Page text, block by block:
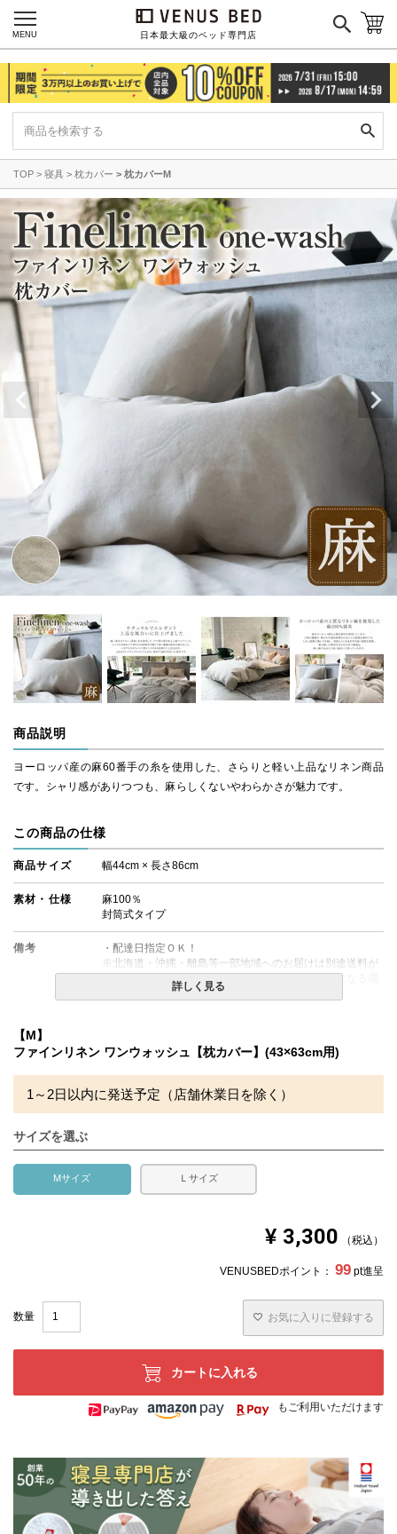
日本最大級のベッド専門店
MENU
TOP 寝具 枕カバー 枕カバーM
商品説明
ヨーロッパ産の麻60番手の糸を使用した、さらりと軽い上品なリネン商品
です。シャリ感がありつつも、麻らしくないやわらかさが魅力です。
この商品の仕様
商品サイズ 幅44cm × 長さ86cm
素材・仕様
麻100％
封筒式タイプ
備考
・配達日指定ＯＫ！
※北海道・沖縄・離島等一部地域へのお届けは別途送料が
発生する場合がございます。また発送予定も変更になる場
合があります。
詳しく見る
【M】
ファインリネン ワンウォッシュ【枕カバー】(43×63cm用)
1～2日以内に発送予定（店舗休業日を除く）
サイズを選ぶ
Mサイズ Ｌサイズ
¥ 3,300 税込
VENUSBEDポイント： 99 pt進呈
お気に入りに登録する
カートに入れる
もご利用いただけます